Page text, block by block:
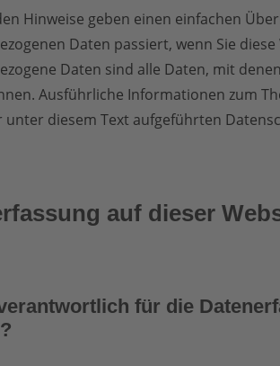
Hinweise geben einen einfachen
Daten passiert, wenn Sie
Daten sind alle Daten, mit
Ausführliche Informationen zum
unter diesem Text aufgeführten
auf dieser
für die